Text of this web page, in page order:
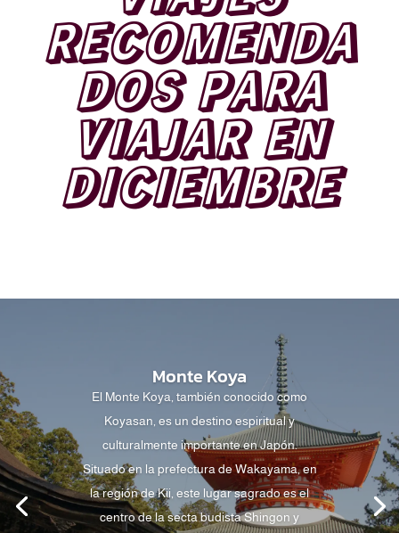
RECOMENDA
DOS PARA
VIAJAR EN
DICIEMBRE
Monte Koya
El Monte Koya, también conocido como
Koyasan, es un destino espiritual y
culturalmente importante en Japón.
Situado en la prefectura de Wakayama, en
la región de Kii, este lugar sagrado es el
centro de la secta budista Shingon y